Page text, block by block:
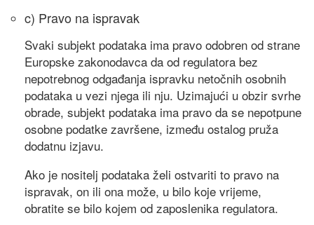
c) Pravo na ispravak
Svaki subjekt podataka ima pravo odobren od strane
Europske zakonodavca da od regulatora bez
nepotrebnog odgađanja ispravku netočnih osobnih
podataka u vezi njega ili nju. Uzimajući u obzir svrhe
obrade, subjekt podataka ima pravo da se nepotpune
osobne podatke završene, između ostalog pruža
dodatnu izjavu.
Ako je nositelj podataka želi ostvariti to pravo na
ispravak, on ili ona može, u bilo koje vrijeme,
obratite se bilo kojem od zaposlenika regulatora.